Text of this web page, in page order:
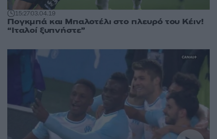
15:2703.04.19
Πογκμπά και Μπαλοτέλι στο πλευρό του Κέιν!
“Ιταλοί ξυπνήστε”